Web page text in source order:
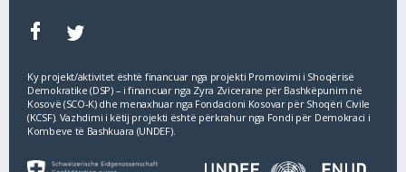
Ky projekt/aktivitet është financuar nga projekti Promovimi i Shoqërisë
Demokratike (DSP) – i financuar nga Zyra Zvicerane për Bashkëpunim në
Kosovë (SCO‐K) dhe menaxhuar nga Fondacioni Kosovar për Shoqëri Civile
(KCSF). Vazhdimi i këtij projekti është përkrahur nga Fondi për Demokraci i
Kombeve të Bashkuara (UNDEF).